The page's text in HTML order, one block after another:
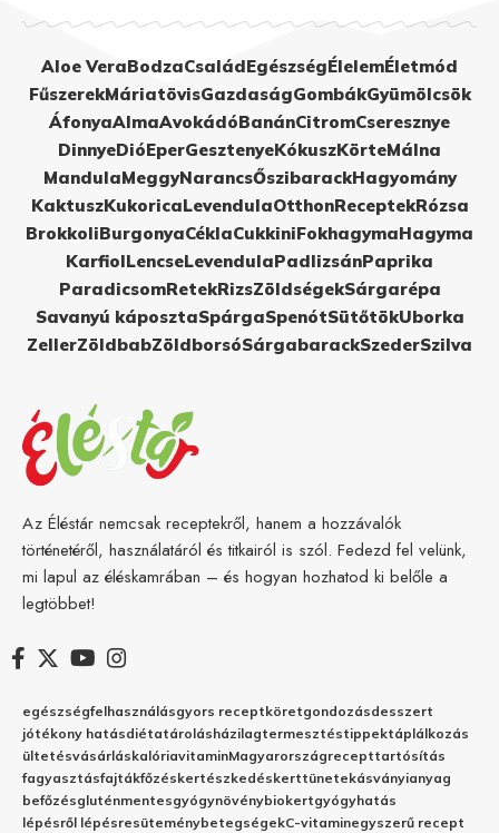
Aloe VeraBodzaCsaládEgészségÉlelemÉletmód
FűszerekMáriatövisGazdaságGombákGyümölcsök
ÁfonyaAlmaAvokádóBanánCitromCseresznye
DinnyeDióEperGesztenyeKókuszKörteMálna
MandulaMeggyNarancsŐszibarackHagyomány
KaktuszKukoricaLevendulaOtthonReceptekRózsa
BrokkoliBurgonyaCéklaCukkiniFokhagymaHagyma
KarfiolLencseLevendulaPadlizsánPaprika
ParadicsomRetekRizsZöldségekSárgarépa
Savanyú káposztaSpárgaSpenótSütőtökUborka
ZellerZöldbabZöldborsóSárgabarackSzederSzilva
Az Éléstár nemcsak receptekről, hanem a hozzávalók
történetéről, használatáról és titkairól is szól. Fedezd fel velünk,
mi lapul az éléskamrában – és hogyan hozhatod ki belőle a
legtöbbet!
egészségfelhasználásgyors receptköretgondozásdesszert
jótékony hatásdiétatárolásházilagtermesztéstippektáplálkozás
ültetésvásárláskalóriavitaminMagyarországrecepttartósítás
fagyasztásfajtákfőzéskertészkedéskerttünetekásványianyag
befőzésgluténmentesgyógynövénybiokertgyógyhatás
lépésről lépésresüteménybetegségekC-vitaminegyszerű recept